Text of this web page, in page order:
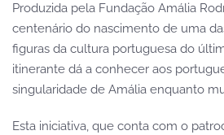
Produzida pela Fundação Amália
centenário do nascimento de uma
figuras da cultura portuguesa do
itinerante dá a conhecer aos
singularidade de Amália enquanto
Esta iniciativa, que conta com o